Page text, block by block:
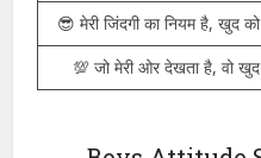
😎 मेरा Attitude ही मुझे अलग
🔥 चुप रहने का मतलब ये नहीं कि
💪 हमेशा अपना Attitude